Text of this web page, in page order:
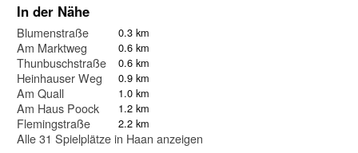
In der Nähe
Blumenstraße 0.3 km
Am Marktweg 0.6 km
Thunbuschstraße 0.6 km
Heinhauser Weg 0.9 km
Am Quall 1.0 km
Am Haus Poock 1.2 km
Flemingstraße 2.2 km
Alle 31 Spielplätze in Haan anzeigen